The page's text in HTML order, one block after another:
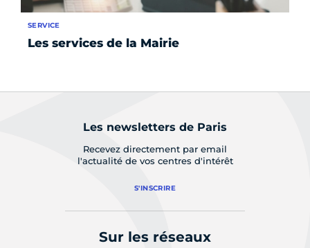
Les services de la Mairie
SERVICE
Les newsletters de Paris
Recevez directement par email
l'actualité de vos centres d'intérêt
S'INSCRIRE
Sur les réseaux